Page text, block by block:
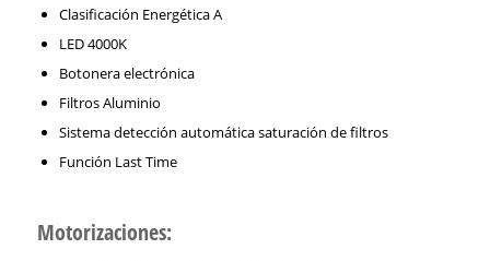
Clasificación Energética A
LED 4000K
Botonera electrónica
Filtros Aluminio
Sistema detección automática saturación de filtros
Función Last Time
Motorizaciones: